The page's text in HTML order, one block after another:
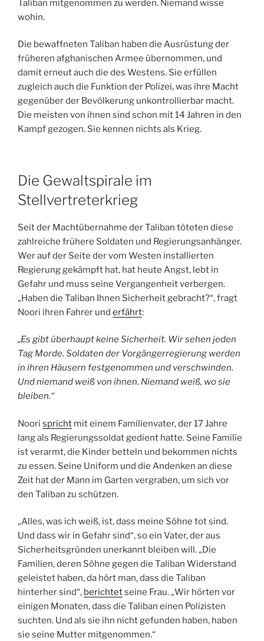
Taliban mitgenommen zu werden. Niemand wisse
wohin.
Die bewaffneten Taliban haben die Ausrüstung der
früheren afghanischen Armee übernommen, und
damit erneut auch die des Westens. Sie erfüllen
zugleich auch die Funktion der Polizei, was ihre Macht
gegenüber der Bevölkerung unkontrollierbar macht.
Die meisten von ihnen sind schon mit 14 Jahren in den
Kampf gezogen. Sie kennen nichts als Krieg.
Die Gewaltspirale im
Stellvertreterkrieg
Seit der Machtübernahme der Taliban töteten diese
zahlreiche frühere Soldaten und Regierungsanhänger.
Wer auf der Seite der vom Westen installierten
Regierung gekämpft hat, hat heute Angst, lebt in
Gefahr und muss seine Vergangenheit verbergen.
„Haben die Taliban Ihnen Sicherheit gebracht?“, fragt
Noori ihren Fahrer und erfährt:
„Es gibt überhaupt keine Sicherheit. Wir sehen jeden
Tag Morde. Soldaten der Vorgängerregierung werden
in ihren Häusern festgenommen und verschwinden.
Und niemand weiß von ihnen. Niemand weiß, wo sie
bleiben.“
Noori spricht mit einem Familienvater, der 17 Jahre
lang als Regierungssoldat gedient hatte. Seine Familie
ist verarmt, die Kinder betteln und bekommen nichts
zu essen. Seine Uniform und die Andenken an diese
Zeit hat der Mann im Garten vergraben, um sich vor
den Taliban zu schützen.
„Alles, was ich weiß, ist, dass meine Söhne tot sind.
Und dass wir in Gefahr sind“, so ein Vater, der aus
Sicherheitsgründen unerkannt bleiben will. „Die
Familien, deren Söhne gegen die Taliban Widerstand
geleistet haben, da hört man, dass die Taliban
hinterher sind“, berichtetseine Frau. „Wir hörten vor
einigen Monaten, dass die Taliban einen Polizisten
suchten. Und als sie ihn nicht gefunden haben, haben
sie seine Mutter mitgenommen.“